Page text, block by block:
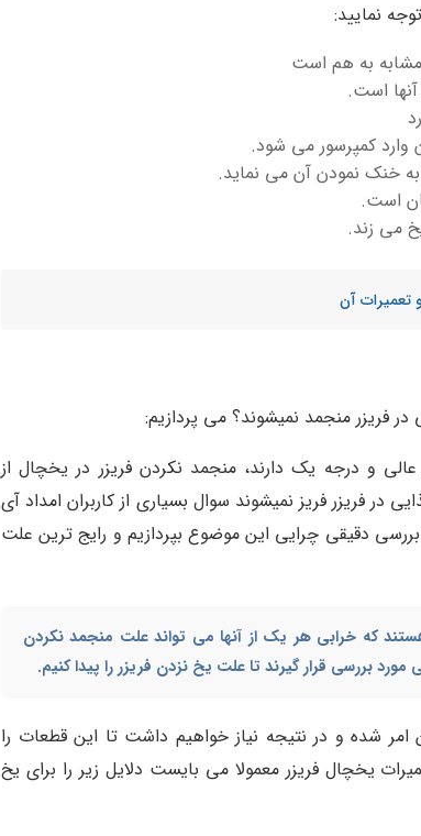
نمایید:
مشابه به هم است
است.
وارد کمپرسور می شود.
به خنک نمودن آن می نماید.
است.
می زند.
تعمیرات آن
فریزر منجمد نمیشوند؟ می پردازیم:
و درجه یک دارند، منجمد نکردن فریزر در یخچال از
در فریزر فریز نمیشوند سوال بسیاری از کاربران امداد آی
دقیقی چرایی این موضوع بپردازیم و رایج ترین علت
که خرابی هر یک از آنها می تواندعلت منجمد نکردن
بررسی قرار گیرند تا علت یخ نزدن فریزررا پیدا کنیم.
شده و در نتیجه نیاز خواهیم داشت تا این قطعات را
یخچال فریزر معمولا می بایست دلایل زیر را برای یخ